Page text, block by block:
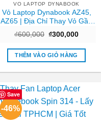
VO LAPTOP DYNABOOK
Vỏ Laptop Dynabook AZ45,
AZ65 | Địa Chỉ Thay Vỏ Gần
₫600,000 Giá
là:
₫600,000.
₫300,000Giá
tại
THÊM VÀO GIỎ HÀNG
Save
-46%